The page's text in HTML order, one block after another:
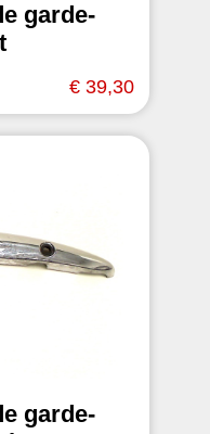
garde-
€ 39,30
garde-